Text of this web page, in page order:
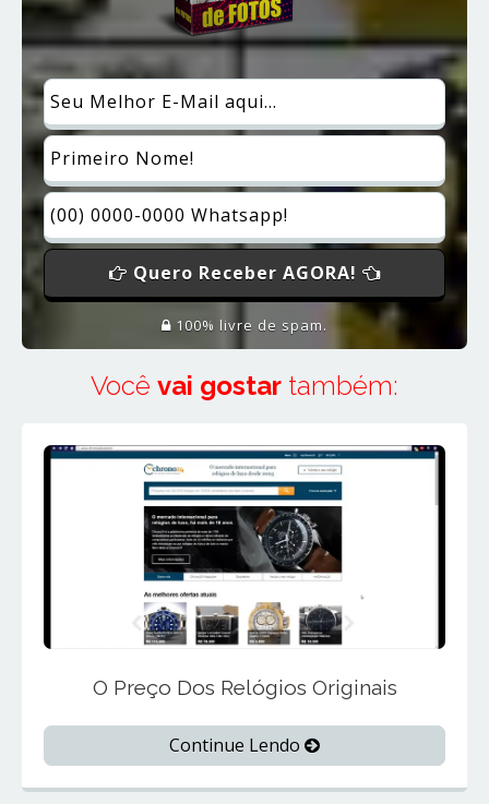
Quero Receber AGORA!
100% livre de spam.
Você vai gostar também:
O Preço Dos Relógios Originais
Continue Lendo